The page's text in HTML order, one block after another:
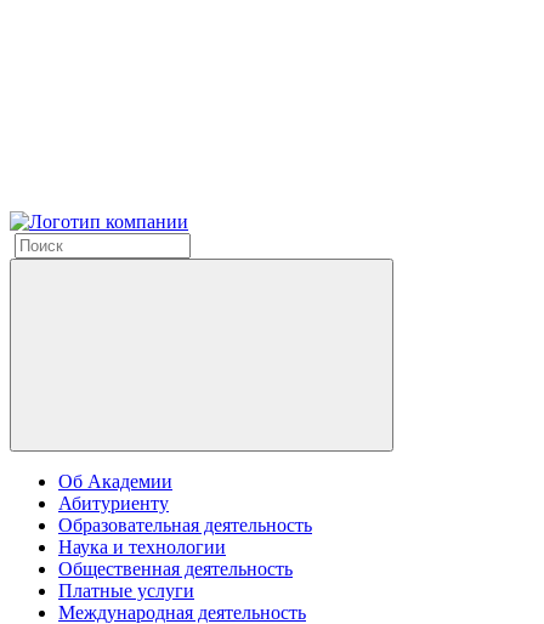
Об Академии
Абитуриенту
Образовательная деятельность
Наука и технологии
Общественная деятельность
Платные услуги
Международная деятельность